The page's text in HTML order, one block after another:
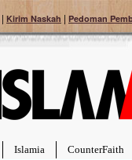
| Kirim Naskah | Pedoman
Islamia CounterFaith